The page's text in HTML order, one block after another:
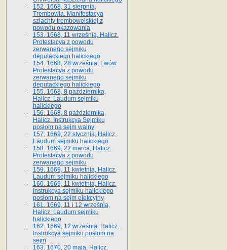
152. 1668, 31 sierpnia,
Trembowla. Manifestacya
szlachty trembowelskiej z
powodu okazowania
153. 1668, 11 września, Halicz.
Protestacya z powodu
zerwanego sejmiku
deputackiego halickiego
154. 1668, 28 września, Lwów.
Protestacya z powodu
zerwanego sejmiku
deputackiego halickiego
155. 1668, 8 października,
Halicz. Laudum sejmiku
halickiego
156. 1668, 8 października,
Halicz. Instrukcya Sejmiku
posłom na sejm walny
157. 1669, 22 stycznia, Halicz.
Laudum sejmiku halickiego
158. 1669, 22 marca, Halicz.
Protestacya z powodu
zerwanego sejmiku
159. 1669, 11 kwietnia, Halicz.
Laudum sejmiku halickiego
160. 1669, 11 kwietnia, Halicz.
Instrukcya sejmiku halickiego
posłom na sejm elekcyjny
161. 1669, 11 i 12 września,
Halicz. Laudum sejmiku
halickiego
162. 1669, 12 września, Halicz.
Instrukcya sejmiku posłom na
sejm
163. 1670, 20 maja, Halicz.